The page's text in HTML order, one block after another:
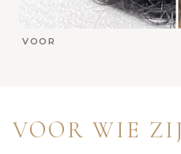
VOOR
VOOR WIE